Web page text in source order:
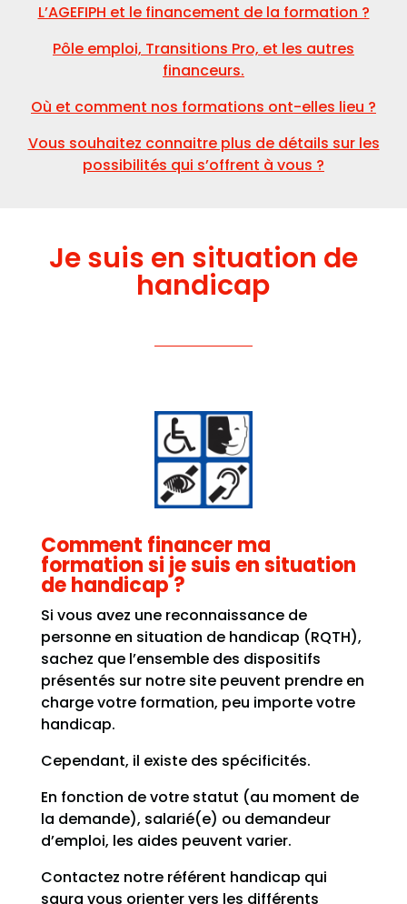
L’AGEFIPH et le financement de la formation ?
Pôle emploi, Transitions Pro, et les autres
financeurs.
Où et comment nos formations ont-elles lieu ?
Vous souhaitez connaitre plus de détails sur les
possibilités qui s’offrent à vous ?
Je suis en situation de
handicap
Comment financer ma
formation si je suis en situation
de handicap ?
Si vous avez une reconnaissance de
personne en situation de handicap (RQTH),
sachez que l’ensemble des dispositifs
présentés sur notre site peuvent prendre en
charge votre formation, peu importe votre
handicap.
Cependant, il existe des spécificités.
En fonction de votre statut (au moment de
la demande), salarié(e) ou demandeur
d’emploi, les aides peuvent varier.
Contactez notre référent handicap qui
saura vous orienter vers les différents